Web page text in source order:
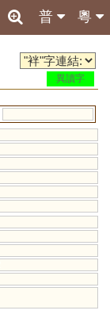
粵
普
異讀字